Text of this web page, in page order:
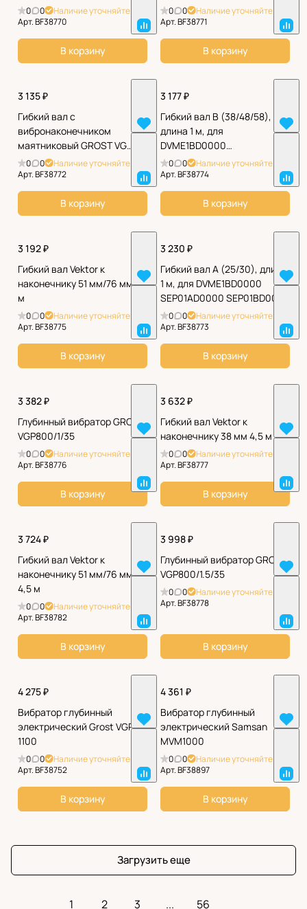
0 0
Наличие уточняйте
Арт.BF38770
В корзину
0 0
Наличие уточняйте
Арт.BF38771
В корзину
3 135 ₽
Гибкий вал с
вибронаконечником
маятниковый GROST VG
2.5/35
0 0
Наличие уточняйте
Арт.BF38772
В корзину
3 177 ₽
Гибкий вал B (38/48/58),
длина 1 м, для
DVME1BD0000
SEP01BD0000
0 0
Наличие уточняйте
Арт.BF38774
В корзину
3 192 ₽
Гибкий вал Vektor к
наконечнику 51 мм/76 мм 3
м
0 0
Наличие уточняйте
Арт.BF38775
В корзину
3 230 ₽
Гибкий вал A (25/30), длина
1 м, для DVME1BD0000
SEP01AD0000 SEP01BD0000
0 0
Наличие уточняйте
Арт.BF38773
В корзину
3 382 ₽
Глубинный вибратор GROST
VGP800/1/35
0 0
Наличие уточняйте
Арт.BF38776
В корзину
3 632 ₽
Гибкий вал Vektor к
наконечнику 38 мм 4,5 м
0 0
Наличие уточняйте
Арт.BF38777
В корзину
3 724 ₽
Гибкий вал Vektor к
наконечнику 51 мм/76 мм
4,5 м
0 0
Наличие уточняйте
Арт.BF38782
В корзину
3 998 ₽
Глубинный вибратор GROST
VGP800/1.5/35
0 0
Наличие уточняйте
Арт.BF38778
В корзину
4 275 ₽
Вибратор глубинный
электрический Grost VGP
1100
0 0
Наличие уточняйте
Арт.BF38752
В корзину
4 361 ₽
Вибратор глубинный
электрический Samsan
MVM1000
0 0
Наличие уточняйте
Арт.BF38897
В корзину
Загрузить еще
1 2 3 ... 56